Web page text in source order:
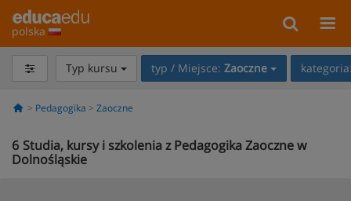
polska
Typ kursu typ / Miejsce: Zaoczne
Pedagogika Zaoczne
6 Studia, kursy i szkolenia z Pedagogika Zaoczne w
Dolnośląskie